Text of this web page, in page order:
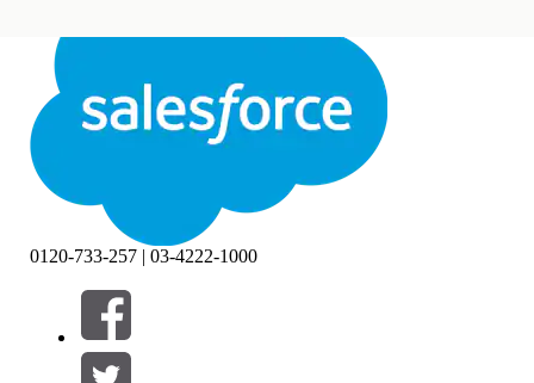
閉じる 閉じる
絞り込み条件 (0)
絞り込み条件を選択
0120-733-257 | 03-4222-1000